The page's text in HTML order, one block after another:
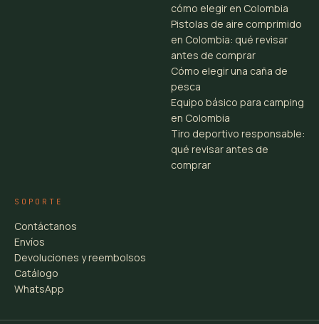
cómo elegir en Colombia
Pistolas de aire comprimido
en Colombia: qué revisar
antes de comprar
Cómo elegir una caña de
pesca
Equipo básico para camping
en Colombia
Tiro deportivo responsable:
qué revisar antes de
comprar
SOPORTE
Contáctanos
Envíos
Devoluciones y reembolsos
Catálogo
WhatsApp